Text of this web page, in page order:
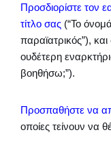
Προσδιορίστε τον
τίτλο σας (“Το
παραϊατρικός”),
ουδέτερη
βοηθήσω;”).
Προσπαθήστε να
οποίες τείνουν να